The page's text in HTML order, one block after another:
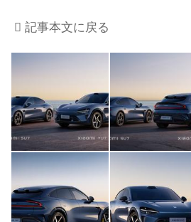
EV
電動キックボード
ライフスタイル
テクノロジー
このメディアにつ
記事本文に戻る